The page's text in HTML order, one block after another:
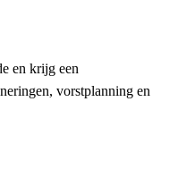
en krijg een
vorstplanning en